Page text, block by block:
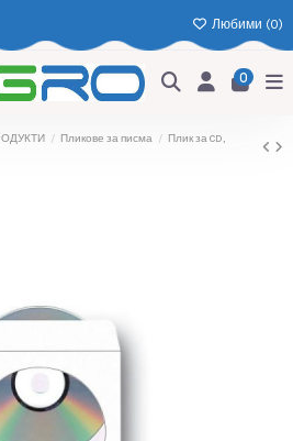
Любими (0)
0
Пликове за писма
Плик за CD,